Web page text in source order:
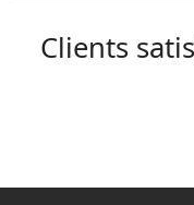
Clients